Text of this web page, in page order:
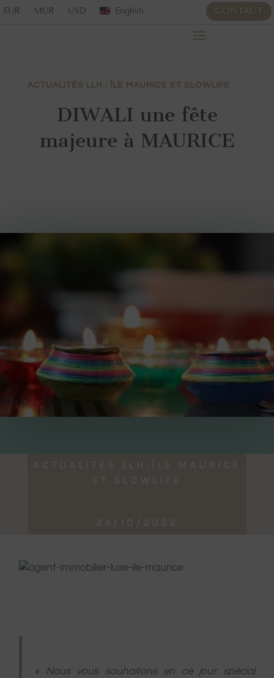
EUR MUR USD English CONTACT
ACTUALITÉS LLH ÎLE MAURICE ET SLOWLIFE
DIWALI une fête
majeure à MAURICE
« Nous vous souhaitons en ce jour spécial